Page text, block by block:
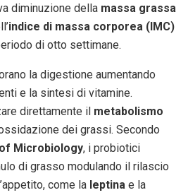
diminuzione della massa grassa
indice di massa corporea (IMC)
di otto settimane.
la digestione aumentando
e la sintesi di vitamine.
direttamente il metabolismo
dei grassi. Secondo
Microbiology, i probiotici
di grasso modulando il rilascio
come la leptina e la